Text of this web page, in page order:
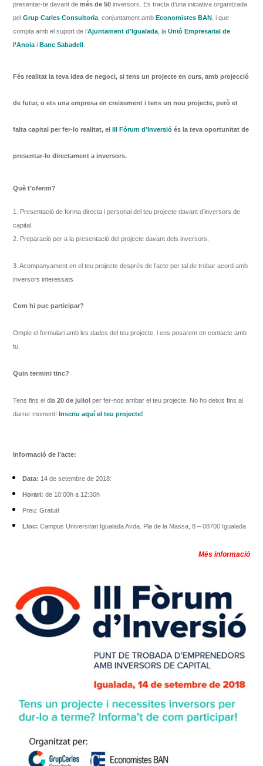
presentar-te davant demés de 50inversors. Es tracta d’una iniciativa organitzada
pel Grup Carles Consultoria , conjuntament amb Economistes BAN
, i que
compta amb el suport de l’Ajuntament d’Igualada , laUnió Empresarial de
l’Anoia i Banc Sabadell
Fés realitat la teva idea de negoci, si tens un projecte en curs, amb projecció
de futur, o ets una empresa en creixement i tens un nou projecte, però et
falta capital per fer-lo realitat, el III Fòrum d’Inversió és la teva oportunitat de
presentar-lo directament a inversors.
Què t’oferim?
1. Presentació de forma directa i personal del teu projecte davant d’inversors de
capital.
2. Preparació per a la presentació del projecte davant dels inversors.
3. Acompanyament en el teu projecte després de l’acte per tal de trobar acord amb
inversors interessats
Com hi puc participar?
Omple el formulari amb les dades del teu projecte, i ens posarem en contacte amb
tu.
Quin termini tinc?
Tens fins el dia20 de juliol per fer-nos arribar el teu projecte. No ho deixis fins al
darrer moment! Inscriu aquí el teu projecte!
Informació de l’acte:
Data: 14 de setembre de 2018:
Horari:de 10:00h a 12:30h
Preu: Gratuït
Lloc:Campus Universitari Igualada Avda. Pla de la Massa, 8 – 08700 Igualada
Més informació